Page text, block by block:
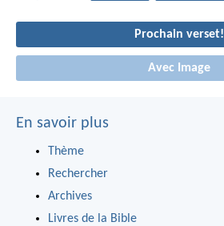
Prochain verset!
Avec Image
En savoir plus
Thème
Rechercher
Archives
Livres de la Bible